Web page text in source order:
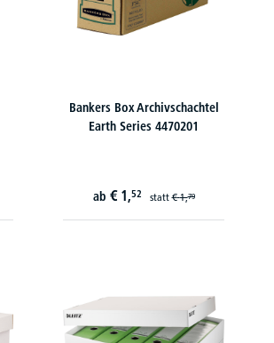
Bankers Box Archivschachtel
Earth Series 4470201
ab € 1,52 statt€ 1,79